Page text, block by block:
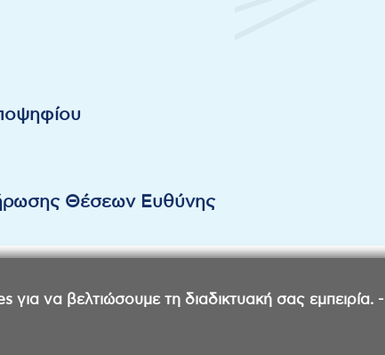
να βελτιώσουμε τη διαδικτυακή σας εμπειρία. -
Θέσεων Ευθύνης